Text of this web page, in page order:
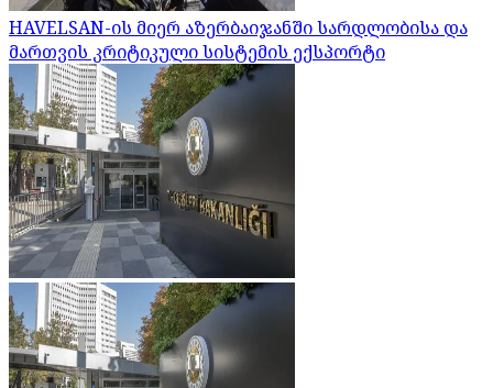
HAVELSAN-ის მიერ აზერბაიჯანში სარდლობისა და
მართვის კრიტიკული სისტემის ექსპორტი